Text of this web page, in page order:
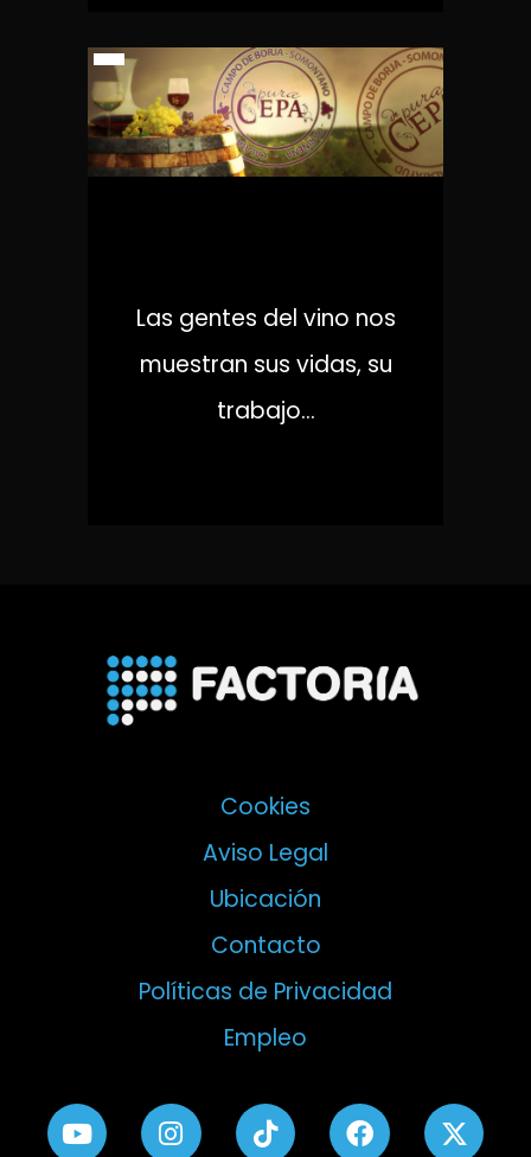
Las gentes del vino nos
muestran sus vidas, su
trabajo...
Cookies
Aviso Legal
Ubicación
Contacto
Políticas de Privacidad
Empleo